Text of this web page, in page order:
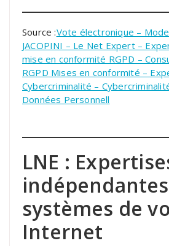
Source :Vote électronique –
JACOPINI – Le Net Expert –
mise en conformité RGPD –
RGPD Mises en conformité –
Cybercriminalité –
Données Personnell
LNE :
systèmes de
Internet